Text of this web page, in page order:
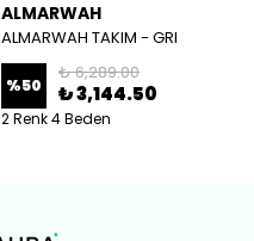
ALMARWAH
ALMARWAH TAKIM - GRI
%50
₺ 6,289.00
₺ 3,144.50
2 Renk 4 Beden